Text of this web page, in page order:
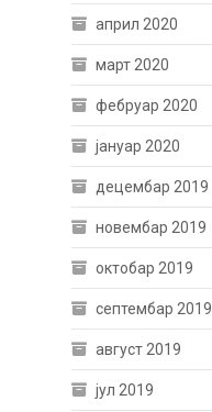
април 2020
март 2020
фебруар 2020
јануар 2020
децембар 2019
новембар 2019
октобар 2019
септембар 2019
август 2019
јул 2019